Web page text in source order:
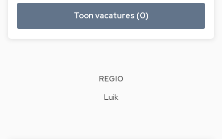
Toon vacatures (0)
REGIO
Luik